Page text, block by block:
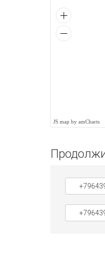
JS map by amCharts